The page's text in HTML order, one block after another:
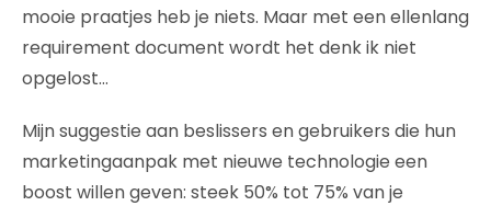
mooie praatjes heb je niets. Maar met een ellenlang
requirement document wordt het denk ik niet
opgelost…
Mijn suggestie aan beslissers en gebruikers die hun
marketingaanpak met nieuwe technologie een
boost willen geven: steek 50% tot 75% van je